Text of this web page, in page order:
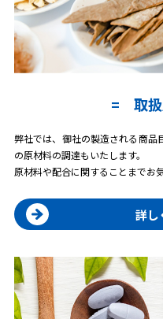
取
弊社では、御社の製造される商品
の原材料の調達もいたします。
原材料や配合に関することまでお
詳し